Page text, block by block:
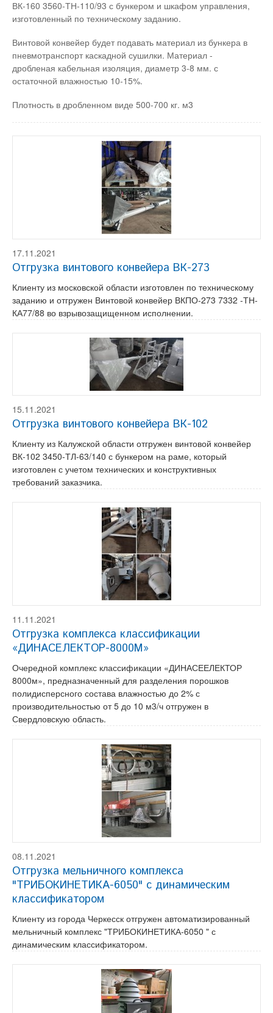
ВК-160 3560-ТН-110/93 с бункером и шкафом управления,
изготовленный по техническому заданию.
Винтовой конвейер будет подавать материал из бункера в
пневмотранспорт каскадной сушилки. Материал -
дробленая кабельная изоляция, диаметр 3-8 мм. с
остаточной влажностью 10-15%.
Плотность в дробленном виде 500-700 кг. м3
17.11.2021
Отгрузка винтового конвейера ВК-273
Клиенту из московской области изготовлен по техническому
заданию и отгружен Винтовой конвейер ВКПО-273 7332 -ТН-
КА77/88 во взрывозащищенном исполнении.
15.11.2021
Отгрузка винтового конвейера ВК-102
Клиенту из Калужской области отгружен винтовой конвейер
ВК-102 3450-ТЛ-63/140 с бункером на раме, который
изготовлен с учетом технических и конструктивных
требований заказчика.
11.11.2021
Отгрузка комплекса классификации
«ДИНАСЕЛЕКТОР-8000М»
Очередной комплекс классификации «ДИНАСЕЕЛЕКТОР
8000м», предназначенный для разделения порошков
полидисперсного состава влажностью до 2% с
производительностью от 5 до 10 м3/ч отгружен в
Свердловскую область.
08.11.2021
Отгрузка мельничного комплекса
"ТРИБОКИНЕТИКА-6050" с динамическим
классификатором
Клиенту из города Черкесск отгружен автоматизированный
мельничный комплекс "ТРИБОКИНЕТИКА-6050 " с
динамическим классификатором.